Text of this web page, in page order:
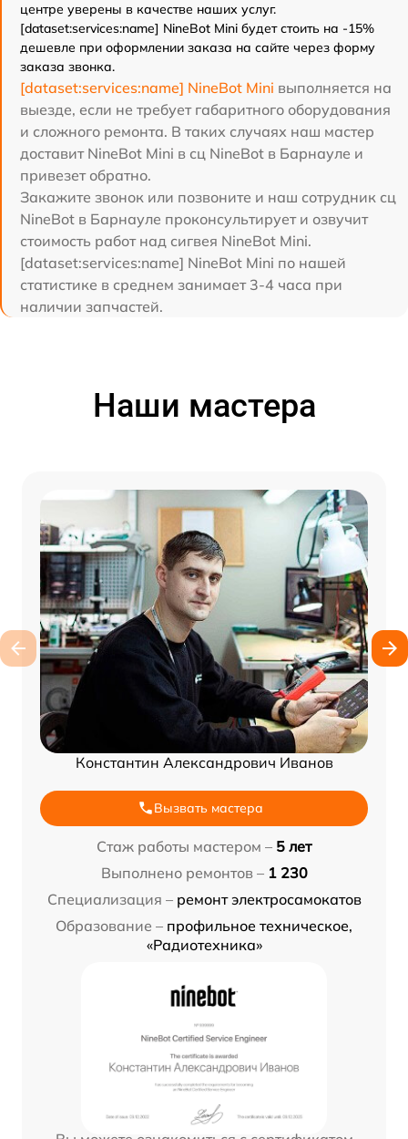
центре уверены в качестве наших услуг.
[dataset:services:name] NineBot Mini будет стоить на -15%
дешевле при оформлении заказа на сайте через форму
заказа звонка.
[dataset:services:name] NineBot Mini выполняется на
выезде, если не требует габаритного оборудования
и сложного ремонта. В таких случаях наш мастер
доставит NineBot Mini в сц NineBot в Барнауле и
привезет обратно.
Закажите звонок или позвоните и наш сотрудник сц
NineBot в Барнауле проконсультирует и озвучит
стоимость работ над сигвея NineBot Mini.
[dataset:services:name] NineBot Mini по нашей
статистике в среднем занимает 3-4 часа при
наличии запчастей.
Наши мастера
Константин Александрович Иванов
Вызвать мастера
Стаж работы мастером – 5 лет
Выполнено ремонтов – 1 230
Специализация – ремонт электросамокатов
Образование – профильное техническое,
«Радиотехника»